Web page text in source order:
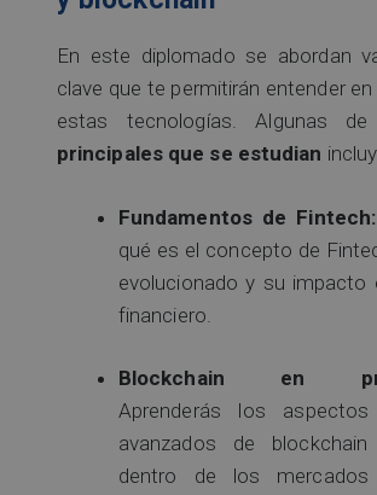
En este diplomado se abordan
clave que te permitirán entender
estas tecnologías. Algunas
principales que se estudian
Fundamentos de Fintech:
qué es el concepto de
evolucionado y su impacto
financiero.
Blockchain en
Aprenderás los
avanzados de
dentro de los mercados